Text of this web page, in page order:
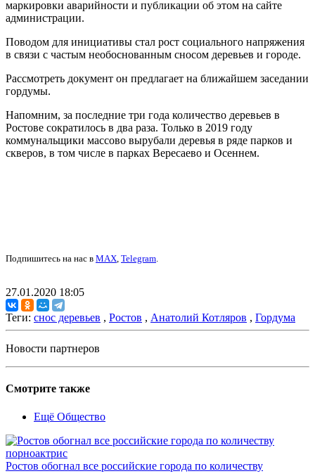
маркировки аварийности и публикации об этом на сайте
администрации.
Поводом для инициативы стал рост социального напряжения
в связи с частым необоснованным сносом деревьев и городе.
Рассмотреть документ он предлагает на ближайшем заседании
гордумы.
Напомним, за последние три года количество деревьев в
Ростове сократилось в два раза. Только в 2019 году
коммунальщики массово вырубали деревья в ряде парков и
скверов, в том числе в парках Вересаево и Осеннем.
Подпишитесь на нас в MAX, Telegram.
27.01.2020 18:05
Теги: снос деревьев , Ростов , Анатолий Котляров , Гордума
Новости партнеров
Смотрите также
Ещё Общество
Ростов обогнал все российские города по количеству